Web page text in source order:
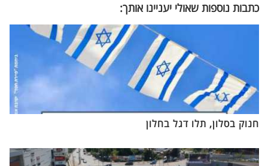
כתבות נוספות שאולי יעניינו אותך:
חנוק בסלון, תלו דגל בחלון